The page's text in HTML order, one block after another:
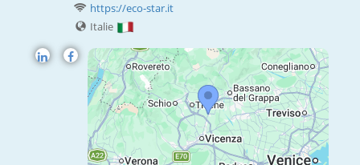
https://eco-star.it
Italie